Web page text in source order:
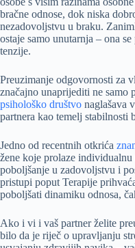
bračne odnose, dok niska
nezadovoljstvu u braku.
ostaje samo unutarnja – ona
tenzije.
Preuzimanje odgovornosti za
značajno unaprijediti ne samo
psihološko društvo naglašava
partnera kao temelj stabilnosti
Jedno od recentnih otkrića
žene koje prolaze
poboljšanje u zadovoljstvu i
pristupi poput Terapije
poboljšati dinamiku odnosa,
Ako i vi i vaš partner želite
bilo da je riječ o upravljanju